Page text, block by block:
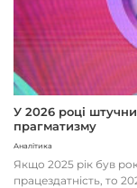
У 2026 році
прагматизму
Аналітика
Якщо 2025 рік був
працездатність, то